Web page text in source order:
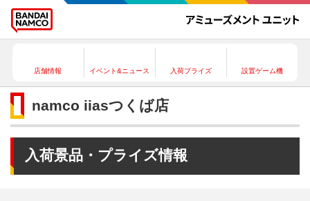
店舗情報 イベント&ニュース 入荷プライズ 設置ゲーム機
namco iiasつくば店
入荷景品・プライズ情報